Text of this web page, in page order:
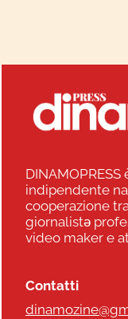
indipendente
cooperazione
giornalistə
video maker e
Contatti